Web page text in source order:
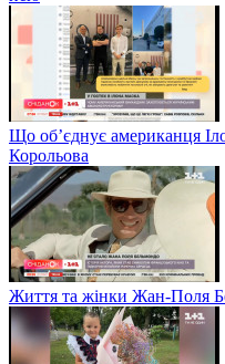
Що об’єднує американця
Корольова
Життя та жінки Жан-Поля